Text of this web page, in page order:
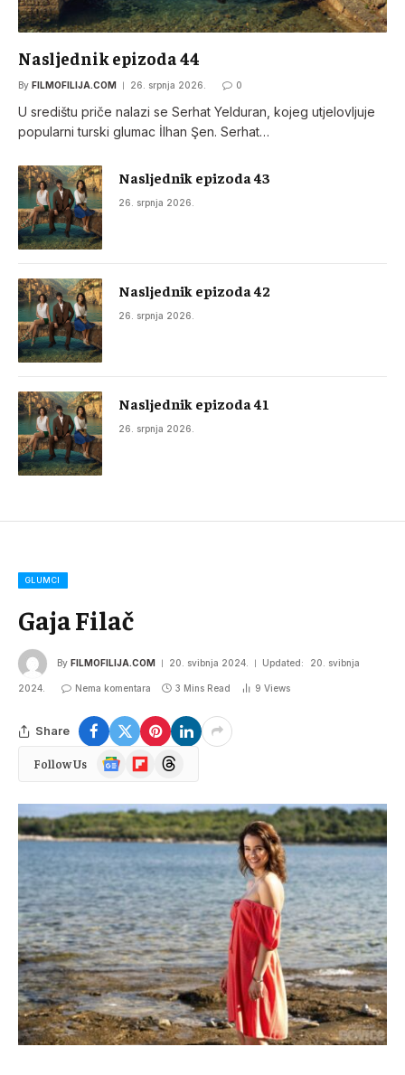
Nasljednik epizoda 44
By FILMOFILIJA.COM 26. srpnja 2026. 0
U središtu priče nalazi se Serhat Yelduran, kojeg utjelovljuje
popularni turski glumac İlhan Şen. Serhat…
Nasljednik epizoda 43
26. srpnja 2026.
Nasljednik epizoda 42
26. srpnja 2026.
Nasljednik epizoda 41
26. srpnja 2026.
GLUMCI
Gaja Filač
By FILMOFILIJA.COM 20. svibnja 2024. Updated: 20. svibnja
2024. Nema komentara 3 Mins Read 9 Views
Share
Follow Us
Google
News
FlipboardThreads